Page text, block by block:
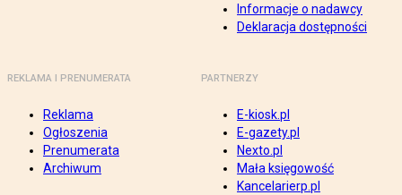
Informacje o nadawcy
Deklaracja dostępności
REKLAMA I PRENUMERATA
Reklama
Ogłoszenia
Prenumerata
Archiwum
PARTNERZY
E-kiosk.pl
E-gazety.pl
Nexto.pl
Mała księgowość
Kancelarierp.pl